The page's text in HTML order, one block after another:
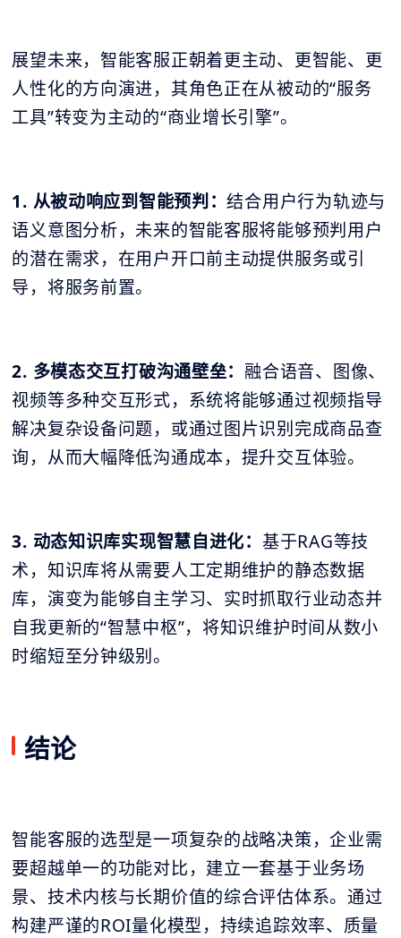
展望未来，智能客服正朝着更主动、更智能、更
人性化的方向演进，其角色正在从被动的“服务
工具”转变为主动的“商业增长引擎”。
1. 从被动响应到智能预判：结合用户行为轨迹与
语义意图分析，未来的智能客服将能够预判用户
的潜在需求，在用户开口前主动提供服务或引
导，将服务前置。
2. 多模态交互打破沟通壁垒： 融合语音、图像、
视频等多种交互形式，系统将能够通过视频指导
解决复杂设备问题，或通过图片识别完成商品查
询，从而大幅降低沟通成本，提升交互体验。
3. 动态知识库实现智慧自进化： 基于RAG等技
术，知识库将从需要人工定期维护的静态数据
库，演变为能够自主学习、实时抓取行业动态并
自我更新的“智慧中枢”，将知识维护时间从数小
时缩短至分钟级别。
结论
智能客服的选型是一项复杂的战略决策，企业需
要超越单一的功能对比，建立一套基于业务场
景、技术内核与长期价值的综合评估体系。通过
构建严谨的ROI量化模型，持续追踪效率、质量